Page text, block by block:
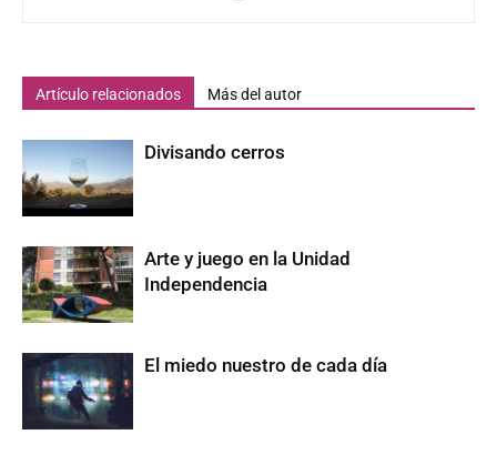
Artículo relacionados Más del autor
Divisando cerros
Arte y juego en la Unidad
Independencia
El miedo nuestro de cada día